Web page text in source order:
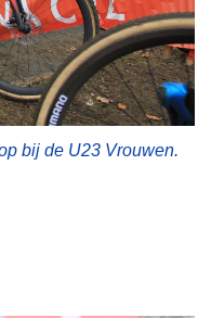
bij de U23 Vrouwen.